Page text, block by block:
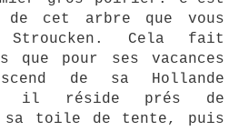
cet arbre que vous
Stroucken. Cela fait
que pour ses vacances
de sa Hollande
il réside prés de
sa toile de tente, puis